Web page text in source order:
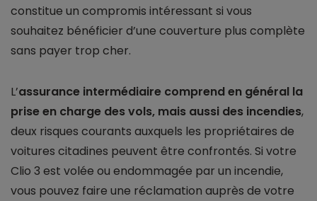
constitue un compromis intéressant si vous
souhaitez bénéficier d’une couverture plus complète
sans payer trop cher.
L’assurance intermédiaire comprend en général la
prise en charge des vols, mais aussi des incendies,
deux risques courants auxquels les propriétaires de
voitures citadines peuvent être confrontés. Si votre
Clio 3 est volée ou endommagée par un incendie,
vous pouvez faire une réclamation auprès de votre